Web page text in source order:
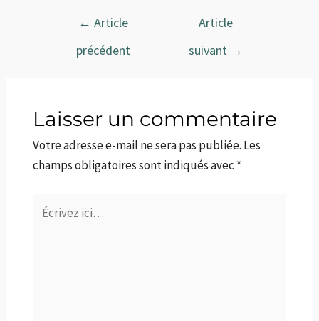
Navigation
l’article
← Article
précédent
Article
suivant →
Laisser un commentaire
Votre adresse e-mail ne sera pas publiée. Les
champs obligatoires sont indiqués avec *
Écrivez
ici…